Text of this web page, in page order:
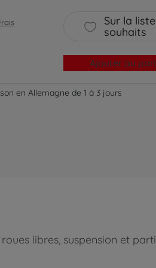
Sur la
souhaits
Ajouter au
en Allemagne de 1 à 3 jours
libres, suspension et